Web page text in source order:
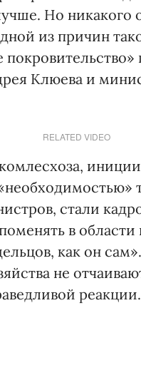
Но никакого
из причин
Клюева и
RELATED VIDEO
стали
в области
как он
не
реакции.